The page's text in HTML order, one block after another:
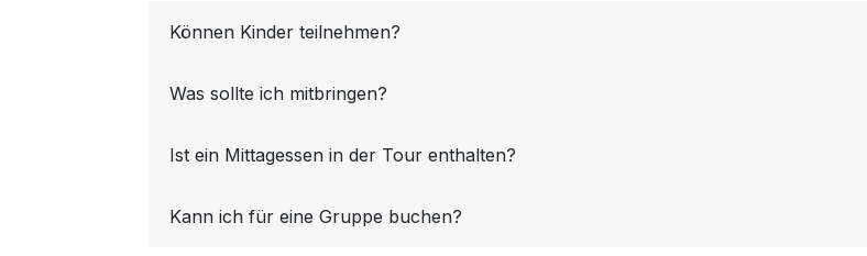
Können Kinder teilnehmen?
Was sollte ich mitbringen?
Ist ein Mittagessen in der Tour enthalten?
Kann ich für eine Gruppe buchen?